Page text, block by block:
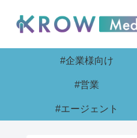
#企業様向け
#営業
#エージェント